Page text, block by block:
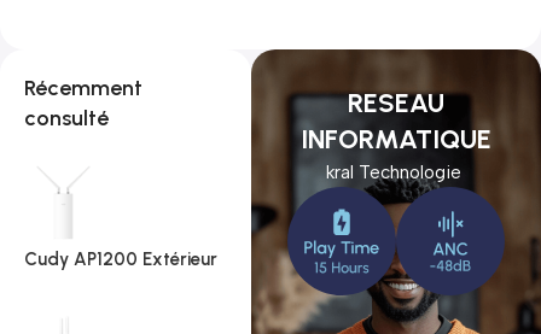
Récemment
consulté
Cudy AP1200 Extérieur
RESEAU
INFORMATIQUE
kral Technologie